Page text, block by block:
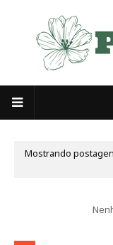
Mostrando